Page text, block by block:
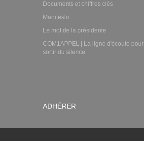
Documents et chiffres clés
Manifesto
Le mot de la présidente
COM1APPEL | La ligne d'écoute pour
sortir du silence
ADHÉRER